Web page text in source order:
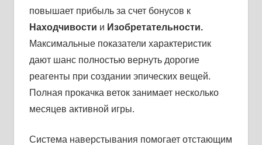
повышает прибыль за счет бонусов к
Находчивости и Изобретательности.
Максимальные показатели характеристик
дают шанс полностью вернуть дорогие
реагенты при создании эпических вещей.
Полная прокачка веток занимает несколько
месяцев активной игры.
Система наверстывания помогает отстающим